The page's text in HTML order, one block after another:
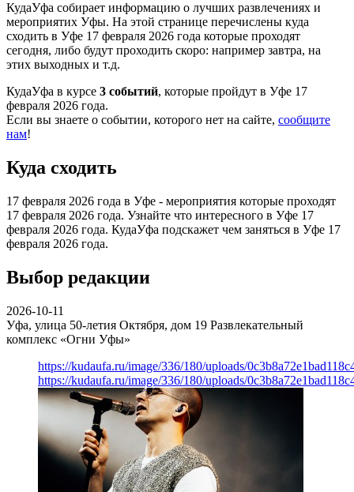
КудаУфа собирает информацию о лучших развлечениях и
мероприятих Уфы. На этой странице перечислены куда
сходить в Уфе 17 февраля 2026 года которые проходят
сегодня, либо будут проходить скоро: например завтра, на
этих выходных и т.д.
КудаУфа в курсе 3 событий, которые пройдут в Уфе 17
февраля 2026 года.
Если вы знаете о событии, которого нет на сайте, сообщите
нам!
Куда сходить
17 февраля 2026 года в Уфе - мероприятия которые проходят
17 февраля 2026 года. Узнайте что интересного в Уфе 17
февраля 2026 года. КудаУфа подскажет чем заняться в Уфе 17
февраля 2026 года.
Выбор редакции
2026-10-11
Уфа, улица 50-летия Октября, дом 19 Развлекательный
комплекс «Огни Уфы»
https://kudaufa.ru/image/336/180/uploads/
https://kudaufa.ru/image/336/180/uploads/